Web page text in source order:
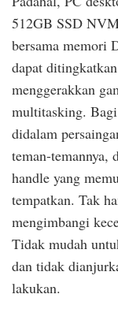
512GB SSD
bersama memori
dapat
menggerakkan
multitasking.
didalam
teman-temannya,
handle yang
tempatkan. Tak
mengimbangi
Tidak mudah
dan tidak
lakukan.